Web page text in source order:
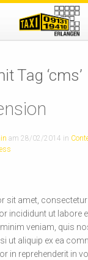
Tag ‘cms’
am 28/02/2014 in
sit amet,
incididunt ut labore
veniam, quis
ut aliquip ex ea
in reprehenderit in